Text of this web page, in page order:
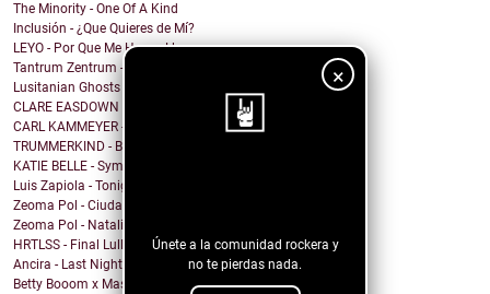
×
Únete a la comunidad rockera y
no te pierdas nada.
The Minority - One Of A Kind
Inclusión - ¿Que Quieres de Mí?
LEYO - Por Que Me Haces Llorar
Tantrum Zentrum - Don't Be A Fascist
Lusitanian Ghosts - September
CLARE EASDOWN - I Break
CARL KAMMEYER - One
TRUMMERKIND - Beauty Queen
KATIE BELLE - Symptoms
Luis Zapiola - Tonight
Zeoma Pol - Ciudad Venado
Zeoma Pol - Natalia
HRTLSS - Final Lullaby
Ancira - Last Night (Morgan Wallen Cover)
Betty Booom x Masha Ray - Sway (Swing House Mix)